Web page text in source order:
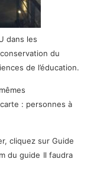
dans les
du
de l’éducation.
: personnes à
cliquez sur Guide
du guide Il faudra